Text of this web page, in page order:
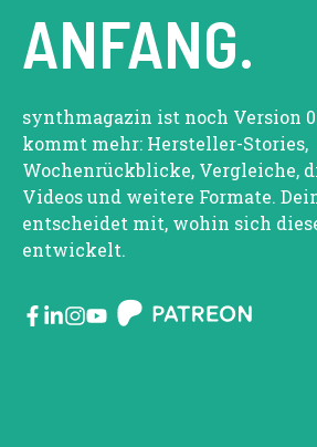
ANFANG.
synthmagazin ist noch Version
kommt mehr: Hersteller-Stories,
Wochenrückblicke, Vergleiche,
Videos und weitere Formate.
entscheidet mit, wohin sich
entwickelt.